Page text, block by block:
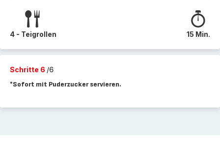
4 - Teigrollen 15 Min.
Schritte 6 /6
*Sofort mit Puderzucker servieren.